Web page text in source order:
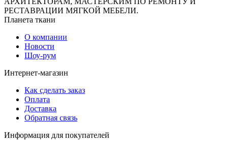
РЕСТАВРАЦИИ МЯГКОЙ МЕБЕЛИ.
Планета ткани
О компании
Новости
Шоу-рум
Интернет-магазин
Как сделать заказ
Оплата
Доставка
Обратная связь
Информация для покупателей